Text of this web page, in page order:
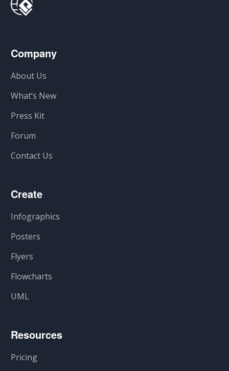
Company
About Us
What’s New
Press Kit
Forum
Contact Us
Create
Infographics
Posters
Flyers
Flowcharts
UML
Resources
Pricing